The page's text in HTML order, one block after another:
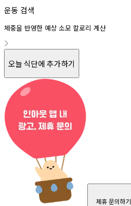
운동 검색
체중을 반영한 예상 소모 칼로리 계산
오늘 식단에 추가하기
제휴 문의하기